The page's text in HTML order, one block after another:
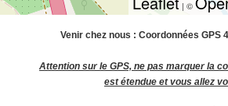
| ©
Venir chez nous : Coordonnées GPS
Attention sur le GPS, ne pas marquer la
est étendue et vous allez